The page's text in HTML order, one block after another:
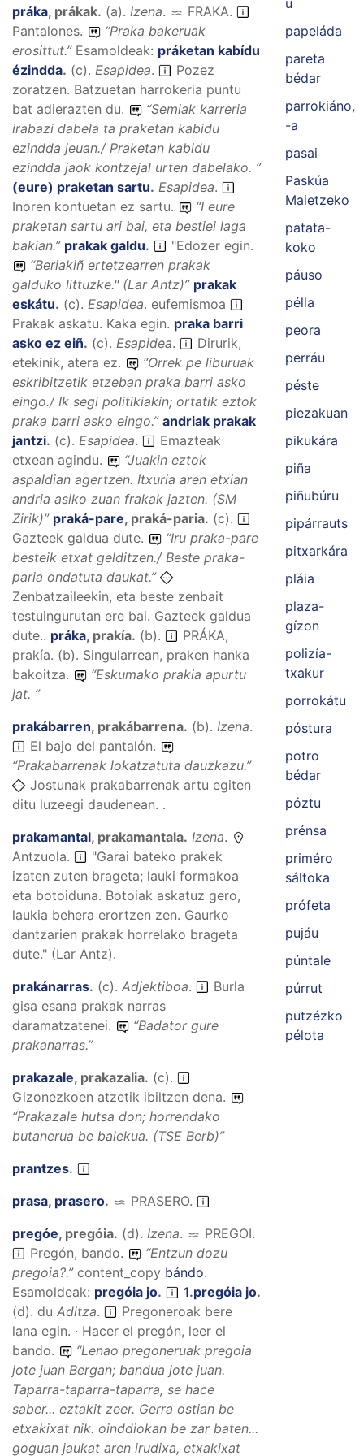
práka, prákak. (a). Izena. FRAKA.
Pantalones.
“Praka bakeruak
erosittut.” Esamoldeak: práketan kabídu
ézindda. (c). Esapidea.
Pozez
zoratzen. Batzuetan harrokeria puntu
bat adierazten du.
“Semiak karreria
irabazi dabela ta praketan kabidu
ezindda jeuan./ Praketan kabidu
ezindda jaok kontzejal urten dabelako. ”
(eure) praketan sartu. Esapidea.
Inoren kontuetan ez sartu.
“I eure
praketan sartu ari bai, eta bestiei laga
bakian.” prakak galdu.
"Edozer egin.
“Beriakiñ ertetzearren prakak
galduko littuzke." (Lar Antz)” prakak
eskátu. (c). Esapidea. eufemismoa
Prakak askatu. Kaka egin. praka barri
asko ez eiñ. (c). Esapidea.
Dirurik,
etekinik, atera ez.
“Orrek pe liburuak
eskribitzetik etzeban praka barri asko
eingo./ Ik segi politikiakin; ortatik eztok
praka barri asko eingo.” andriak prakak
jantzi. (c). Esapidea.
Emazteak
etxean agindu.
“Juakin eztok
aspaldian agertzen. Itxuria aren etxian
andria asiko zuan frakak jazten. (SM
Zirik)” praká-pare, praká-paria. (c).
Gazteek galdua dute.
“Iru praka-pare
besteik etxat gelditzen./ Beste praka-
paria ondatuta daukat.”
Zenbatzaileekin, eta beste zenbait
testuingurutan ere bai. Gazteek galdua
dute.. práka, prakía. (b).
PRÁKA,
prakía. (b). Singularrean, praken hanka
bakoitza.
“Eskumako prakia apurtu
jat. ”
prakábarren, prakábarrena. (b). Izena.
El bajo del pantalón.
“Prakabarrenak lokatzatuta dauzkazu.”
Jostunak prakabarrenak artu egiten
ditu luzeegi daudenean. .
prakamantal, prakamantala. Izena.
Antzuola.
"Garai bateko prakek
izaten zuten brageta; lauki formakoa
eta botoiduna. Botoiak askatuz gero,
laukia behera erortzen zen. Gaurko
dantzarien prakak horrelako brageta
dute." (Lar Antz).
prakánarras. (c). Adjektiboa.
Burla
gisa esana prakak narras
daramatzatenei.
“Badator gure
prakanarras.”
prakazale, prakazalia. (c).
Gizonezkoen atzetik ibiltzen dena.
“Prakazale hutsa don; horrendako
butanerua be balekua. (TSE Berb)”
prantzes.
prasa, prasero. PRASERO.
pregóe, pregóia. (d). Izena. PREGOI.
Pregón, bando.
“Entzun dozu
pregoia?.” content_copy bándo.
Esamoldeak: pregóia jo. 1.pregóia jo.
(d). du Aditza.
Pregoneroak bere
lana egin. · Hacer el pregón, leer el
bando.
“Lenao pregoneruak pregoia
jote juan Bergan; bandua jote juan.
Taparra-taparra-taparra, se hace
saber... eztakit zeer. Gerra ostian be
etxakixat nik. oinddiokan be zar baten...
goguan jaukat aren irudixa, etxakixat
u
papeláda
pareta
bédar
parrokiáno,
-a
pasai
Paskúa
Maietzeko
patata-
koko
páuso
pélla
peora
perráu
péste
piezakuan
pikukára
piña
piñubúru
pipárrauts
pitxarkára
pláia
plaza-
gízon
polizía-
txakur
porrokátu
póstura
potro
bédar
póztu
prénsa
priméro
sáltoka
prófeta
pujáu
púntale
púrrut
putzézko
pélota